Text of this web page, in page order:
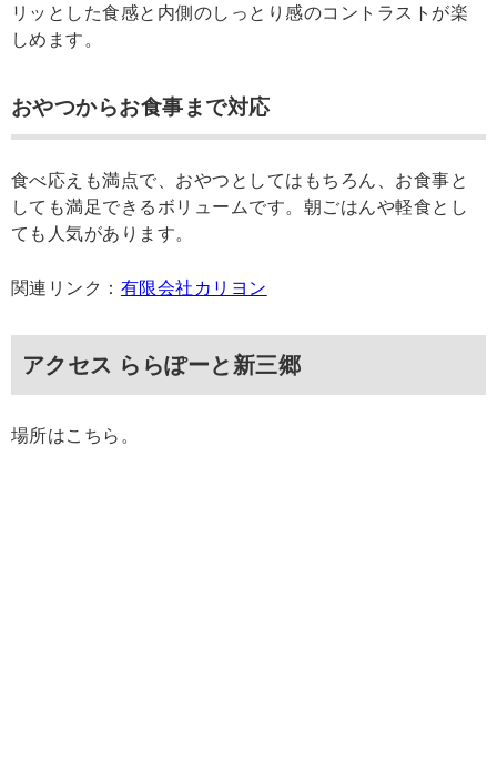
リッとした食感と内側のしっとり感のコントラストが楽
しめます。
おやつからお食事まで対応
食べ応えも満点で、おやつとしてはもちろん、お食事と
しても満足できるボリュームです。朝ごはんや軽食とし
ても人気があります。
関連リンク： 有限会社カリヨン
アクセス ららぽーと新三郷
場所はこちら。